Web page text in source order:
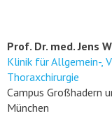
Prof. Dr. med. Jens
Klinik für Allgemein-,
Thoraxchirurgie
Campus Großhadern
München